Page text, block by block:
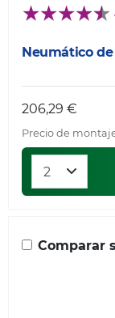
Neumático
206,29 €
Precio de
Comparar